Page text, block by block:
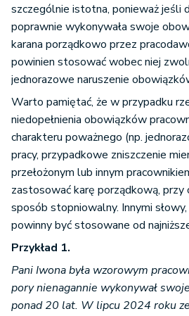
szczególnie istotna, ponieważ jeśli
poprawnie wykonywała swoje
karana porządkowo przez
powinien stosować wobec niej
jednorazowe naruszenie
Warto pamiętać, że w przypadku
niedopełnienia obowiązków
charakteru poważnego (np.
pracy, przypadkowe zniszczenie
przełożonym lub innym
zastosować karę porządkową,
sposób stopniowalny. Innymi
powinny być stosowane od
Przykład 1.
Pani Iwona była wzorowym
pory nienagannie wykonywał
ponad 20 lat. W lipcu 2024 roku